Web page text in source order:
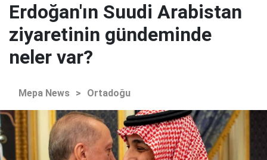
Erdoğan'ın Suudi Arabistan
ziyaretinin gündeminde
neler var?
Mepa News > Ortadoğu